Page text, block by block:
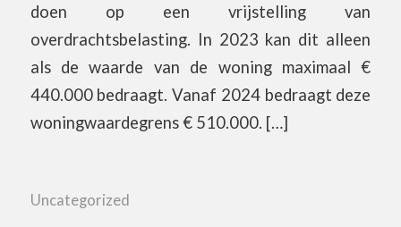
doen op een vrijstelling van
overdrachtsbelasting. In 2023 kan dit alleen
als de waarde van de woning maximaal €
440.000 bedraagt. Vanaf 2024 bedraagt deze
woningwaardegrens € 510.000. […]
Uncategorized